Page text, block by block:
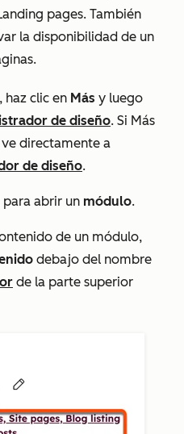
pages. También
la disponibilidad de un
haz clic en Más y luego
de diseño. Si Más
directamente a
de diseño.
para abrir un módulo.
de un módulo,
debajo del nombre
de la parte superior